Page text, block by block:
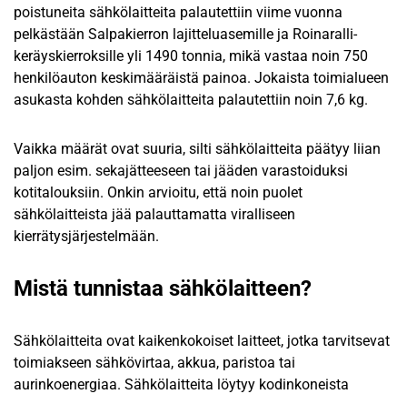
poistuneita sähkölaitteita palautettiin viime vuonna
pelkästään Salpakierron lajitteluasemille ja Roinaralli-
keräyskierroksille yli 1490 tonnia, mikä vastaa noin 750
henkilöauton keskimääräistä painoa. Jokaista toimialueen
asukasta kohden sähkölaitteita palautettiin noin 7,6 kg.
Vaikka määrät ovat suuria, silti sähkölaitteita päätyy liian
paljon esim. sekajätteeseen tai jääden varastoiduksi
kotitalouksiin. Onkin arvioitu, että noin puolet
sähkölaitteista jää palauttamatta viralliseen
kierrätysjärjestelmään.
Mistä tunnistaa sähkölaitteen?
Sähkölaitteita ovat kaikenkokoiset laitteet, jotka tarvitsevat
toimiakseen sähkövirtaa, akkua, paristoa tai
aurinkoenergiaa. Sähkölaitteita löytyy kodinkoneista